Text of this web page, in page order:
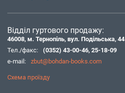
Відділ гуртового продажу:
46008, м. Тернопіль, вул. Подільська, 44
Тел./факс:
(0352) 43-00-46, 25-18-09
e-mail:
zbut@bohdan-books.com
Схема проїзду